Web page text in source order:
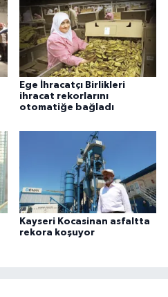
Ege İhracatçı Birlikleri
ihracat rekorlarını
otomatiğe bağladı
Kayseri Kocasinan asfaltta
rekora koşuyor